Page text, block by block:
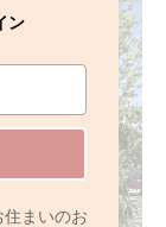
ン
まいのお